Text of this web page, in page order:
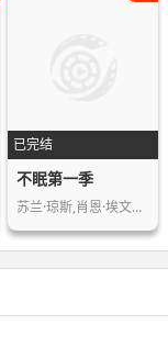
已完结
不眠第一季
苏兰·琼斯,肖恩·埃文斯,露丝·莱斯利…